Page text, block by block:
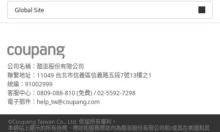
Global Site
公司名稱：酷澎股份有限公司
聯繫地址：11049 台北市信義區信義路五段7號13樓之1
統編：91002999
客服中心：0809-088-810 (免費) / 02-5592-7298
電子郵件：help_tw@coupang.com
©Coupang Taiwan Co., Ltd. 保留所有權利。
本網站上顯示的所有商標、標誌和服務標誌均為酷澎股份有限公司和/或其在美國和其